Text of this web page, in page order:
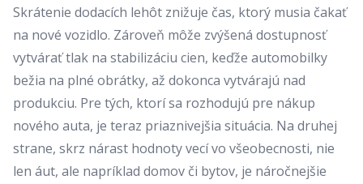
Skrátenie dodacích lehôt znižuje čas, ktorý musia čakať
na nové vozidlo. Zároveň môže zvýšená dostupnosť
vytvárať tlak na stabilizáciu cien, keďže automobilky
bežia na plné obrátky, až dokonca vytvárajú nad
produkciu. Pre tých, ktorí sa rozhodujú pre nákup
nového auta, je teraz priaznivejšia situácia. Na druhej
strane, skrz nárast hodnoty vecí vo všeobecnosti, nie
len áut, ale napríklad domov či bytov, je náročnejšie